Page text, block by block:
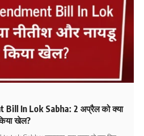
Bill In Lok Sabha: 2 अप्रैल को क्या
खेल?